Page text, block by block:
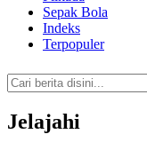
Sepak Bola
Indeks
Terpopuler
Jelajahi